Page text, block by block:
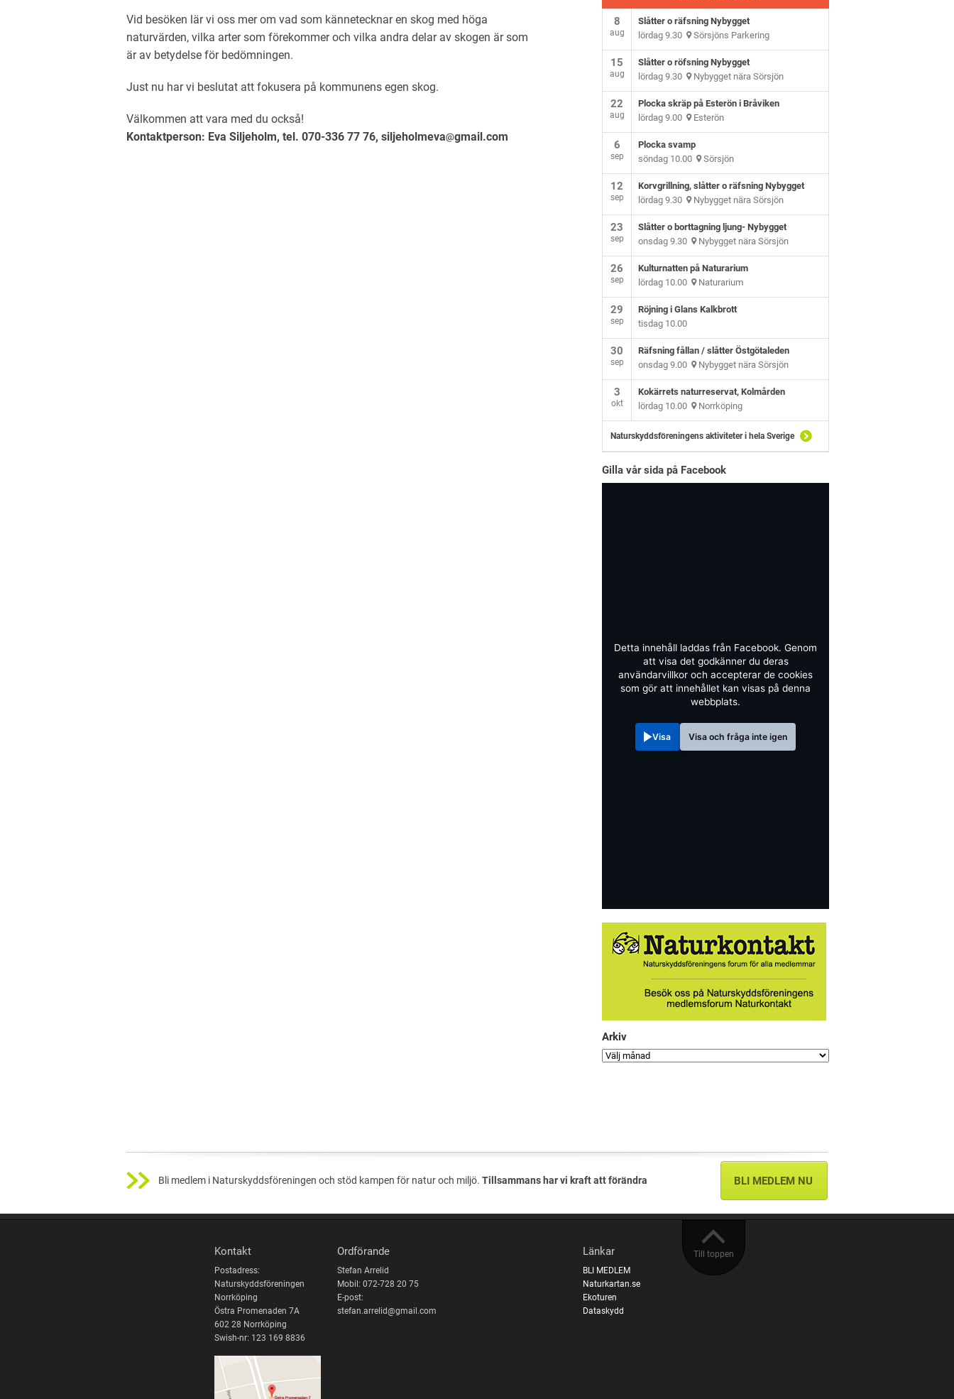
Vid besöken lär vi oss mer om vad som kännetecknar en skog med höga
naturvärden, vilka arter som förekommer och vilka andra delar av skogen är som
är av betydelse för bedömningen.
Just nu har vi beslutat att fokusera på kommunens egen skog.
Välkommen att vara med du också!
Kontaktperson: Eva Siljeholm, tel. 070-336 77 76, siljeholmeva
gmail.com
8
aug
Slåtter o räfsning Nybygget
lördag 9.30 Sörsjöns Parkering
15
aug
Slåtter o röfsning Nybygget
lördag 9.30 Nybygget nära Sörsjön
22
aug
Plocka skräp på Esterön i Bråviken
lördag 9.00 Esterön
6
sep
Plocka svamp
söndag 10.00 Sörsjön
12
sep
Korvgrillning, slåtter o räfsning Nybygget
lördag 9.30 Nybygget nära Sörsjön
23
sep
Slåtter o borttagning ljung- Nybygget
onsdag 9.30 Nybygget nära Sörsjön
26
sep
Kulturnatten på Naturarium
lördag 10.00 Naturarium
29
sep
Röjning i Glans Kalkbrott
tisdag 10.00
30
sep
Räfsning fållan / slåtter Östgötaleden
onsdag 9.00 Nybygget nära Sörsjön
3
okt
Kokärrets naturreservat, Kolmården
lördag 10.00 Norrköping
Naturskyddsföreningens aktiviteter i hela Sverige
Gilla vår sida på Facebook
Detta innehåll laddas från Facebook. Genom
att visa det godkänner du deras
användarvillkor och accepterar de cookies
som gör att innehållet kan visas på denna
webbplats.
Visa Visa och fråga inte igen
Arkiv
Bli medlem i Naturskyddsföreningen och stöd kampen för natur och miljö. Tillsammans har vi kraft att förändra BLI MEDLEM NU
Till toppen
Kontakt
Postadress:
Naturskyddsföreningen
Norrköping
Östra Promenaden 7A
602 28 Norrköping
Swish-nr: 123 169 8836
Ordförande
Stefan Arrelid
Mobil: 072-728 20 75
E-post:
stefan.arrelid@gmail.com
Länkar
BLI MEDLEM
Naturkartan.se
Ekoturen
Dataskydd